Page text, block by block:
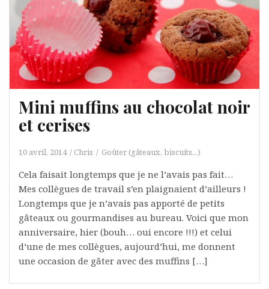
Mini muffins au chocolat noir
et cerises
10 avril, 2014 Chris Goûter (gâteaux, biscuits...)
Cela faisait longtemps que je ne l’avais pas fait…
Mes collègues de travail s’en plaignaient d’ailleurs !
Longtemps que je n’avais pas apporté de petits
gâteaux ou gourmandises au bureau. Voici que mon
anniversaire, hier (bouh… oui encore !!!) et celui
d’une de mes collègues, aujourd’hui, me donnent
une occasion de gâter avec des muffins […]